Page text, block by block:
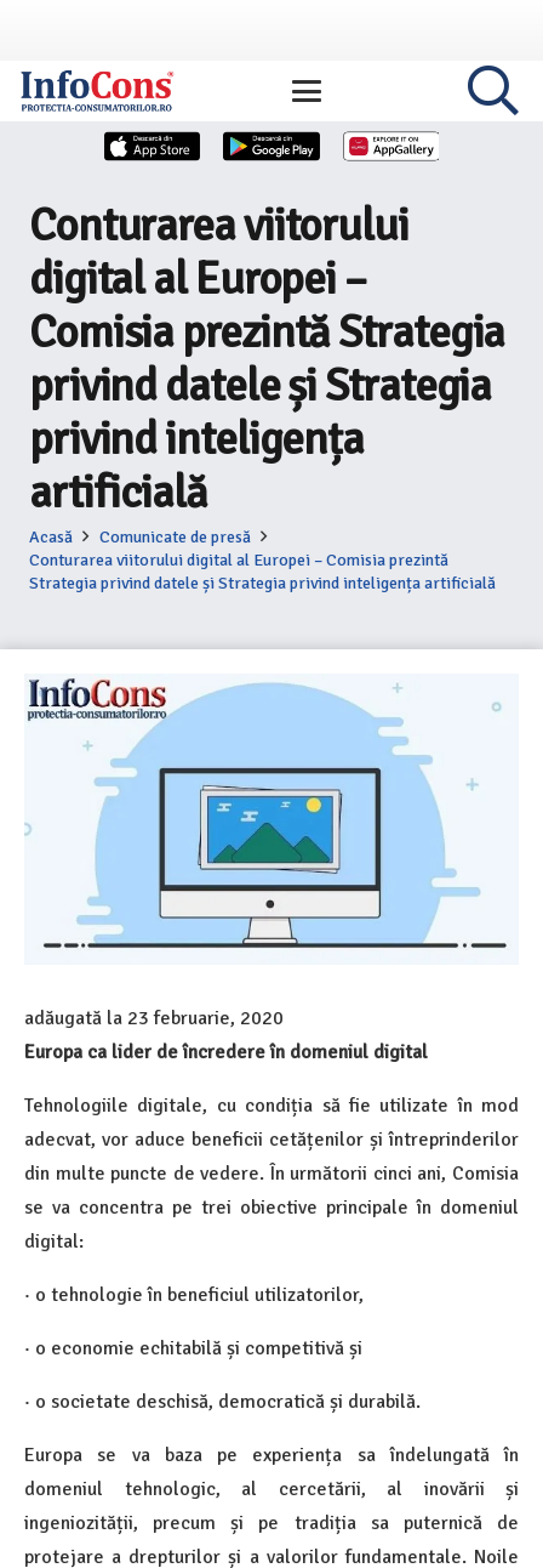
Conturarea viitorului
digital al Europei –
Comisia prezintă Strategia
privind datele și Strategia
privind inteligența
artificială
Acasă
Comunicate de presă
Conturarea viitorului digital al Europei – Comisia prezintă
Strategia privind datele și Strategia privind inteligența artificială
adăugată la 23 februarie, 2020
Europa ca lider de încredere în domeniul digital
Tehnologiile digitale, cu condiția să fie utilizate în mod
adecvat, vor aduce beneficii cetățenilor și întreprinderilor
din multe puncte de vedere. În următorii cinci ani, Comisia
se va concentra pe trei obiective principale în domeniul
digital:
· o tehnologie în beneficiul utilizatorilor,
· o economie echitabilă și competitivă și
· o societate deschisă, democratică și durabilă.
Europa se va baza pe experiența sa îndelungată în
domeniul tehnologic, al cercetării, al inovării și
ingeniozității, precum și pe tradiția sa puternică de
protejare a drepturilor și a valorilor fundamentale. Noile